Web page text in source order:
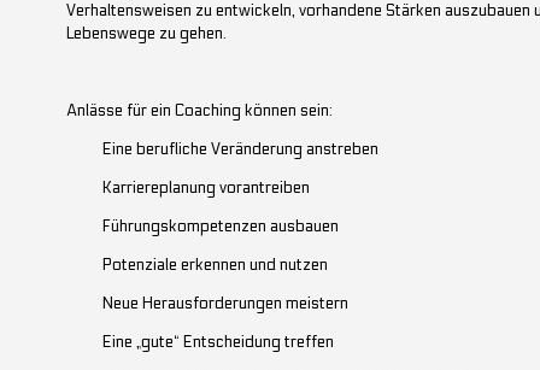
Verhaltensweisen zu entwickeln, vorhandene Stärken auszubauen
Lebenswege zu gehen.
Anlässe für ein Coaching können sein:
Eine berufliche Veränderung anstreben
Karriereplanung vorantreiben
Führungskompetenzen ausbauen
Potenziale erkennen und nutzen
Neue Herausforderungen meistern
Eine „gute“ Entscheidung treffen